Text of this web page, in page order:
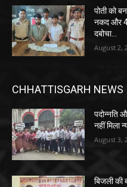
पोती को
नकद और
दबोचा…
August 2,
CHHATTISGARH NEWS
पदोन्नति
नहीं मिला
August 3,
बिजली की